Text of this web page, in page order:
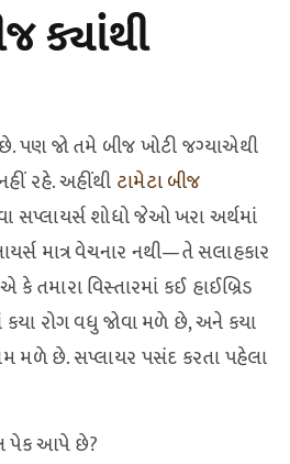
ક્યાંથી
પણ જો તમે બીજ ખોટી જગ્યાએથી
રહે. અહીંથી ટામેટા બીજ
સપ્લાયર્સ શોધો જેઓ ખરા અર્થમાં
માત્ર વેચનાર નથી—તે સલાહકાર
તમારા વિસ્તારમાં કઈ હાઈબ્રિડ
કયા રોગ વધુ જોવા મળે છે, અને કયા
મળે છે. સપ્લાયર પસંદ કરતા પહેલા
પેક આપે છે?